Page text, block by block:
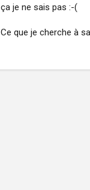
ça je ne sais pas :-(
Ce que je cherche à